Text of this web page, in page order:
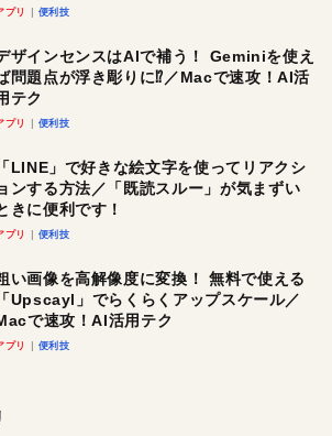
プリ 便利技
ザインセンスはAIで補う！ Geminiを使え
問題点が浮き彫りに⁉︎／Macで速攻！AI活
テク
プリ 便利技
「LINE」で好きな絵文字を使ってリアクシ
ンする方法／「既読スルー」が気まずい
きに便利です！
プリ 便利技
い画像を高解像度に変換！ 無料で使える
「Upscayl」でらくらくアップスケール／
で速攻！AI活用テク
プリ 便利技